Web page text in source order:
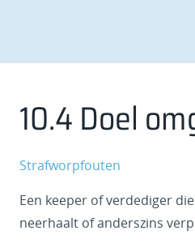
10.4 Doel
Strafworpfouten
Een keeper of verdediger
neerhaalt of anderszins